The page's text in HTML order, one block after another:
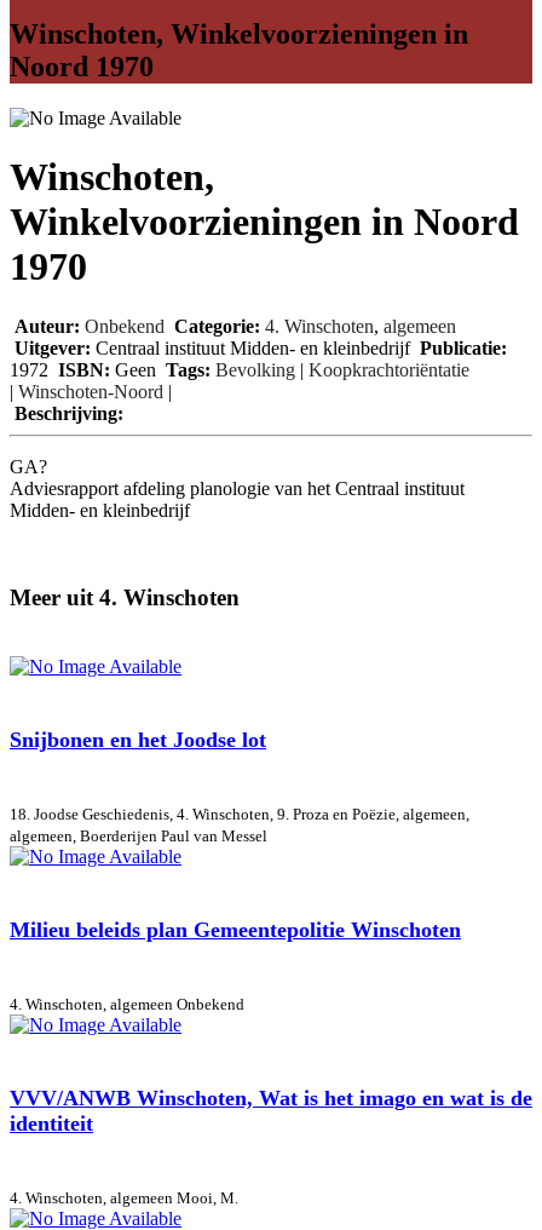
Winschoten, Winkelvoorzieningen in
Noord 1970
Winschoten,
Winkelvoorzieningen in Noord
1970
Auteur: Onbekend Categorie: 4. Winschoten, algemeen
Uitgever: Centraal instituut Midden- en kleinbedrijf Publicatie:
1972 ISBN: Geen Tags: Bevolking | Koopkrachtoriëntatie
| Winschoten-Noord |
Beschrijving:
GA?
Adviesrapport afdeling planologie van het Centraal instituut
Midden- en kleinbedrijf
Meer uit 4. Winschoten
Snijbonen en het Joodse lot
18. Joodse Geschiedenis, 4. Winschoten, 9. Proza en Poëzie, algemeen,
algemeen, Boerderijen Paul van Messel
Milieu beleids plan Gemeentepolitie Winschoten
4. Winschoten, algemeen Onbekend
VVV/ANWB Winschoten, Wat is het imago en wat is de
identiteit
4. Winschoten, algemeen Mooi, M.